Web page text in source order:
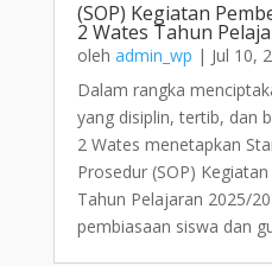
(SOP) Kegiatan
2 Wates Tahun
oleh admin_wp | Jul 10,
Dalam rangka
yang disiplin, tertib, dan
2 Wates menetapkan
Prosedur (SOP)
Tahun Pelajaran 2025/
pembiasaan siswa dan